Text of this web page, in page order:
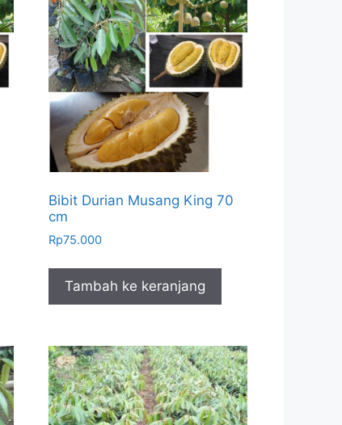
Bibit Durian Musang King 70
cm
Rp75.000
Tambah ke keranjang